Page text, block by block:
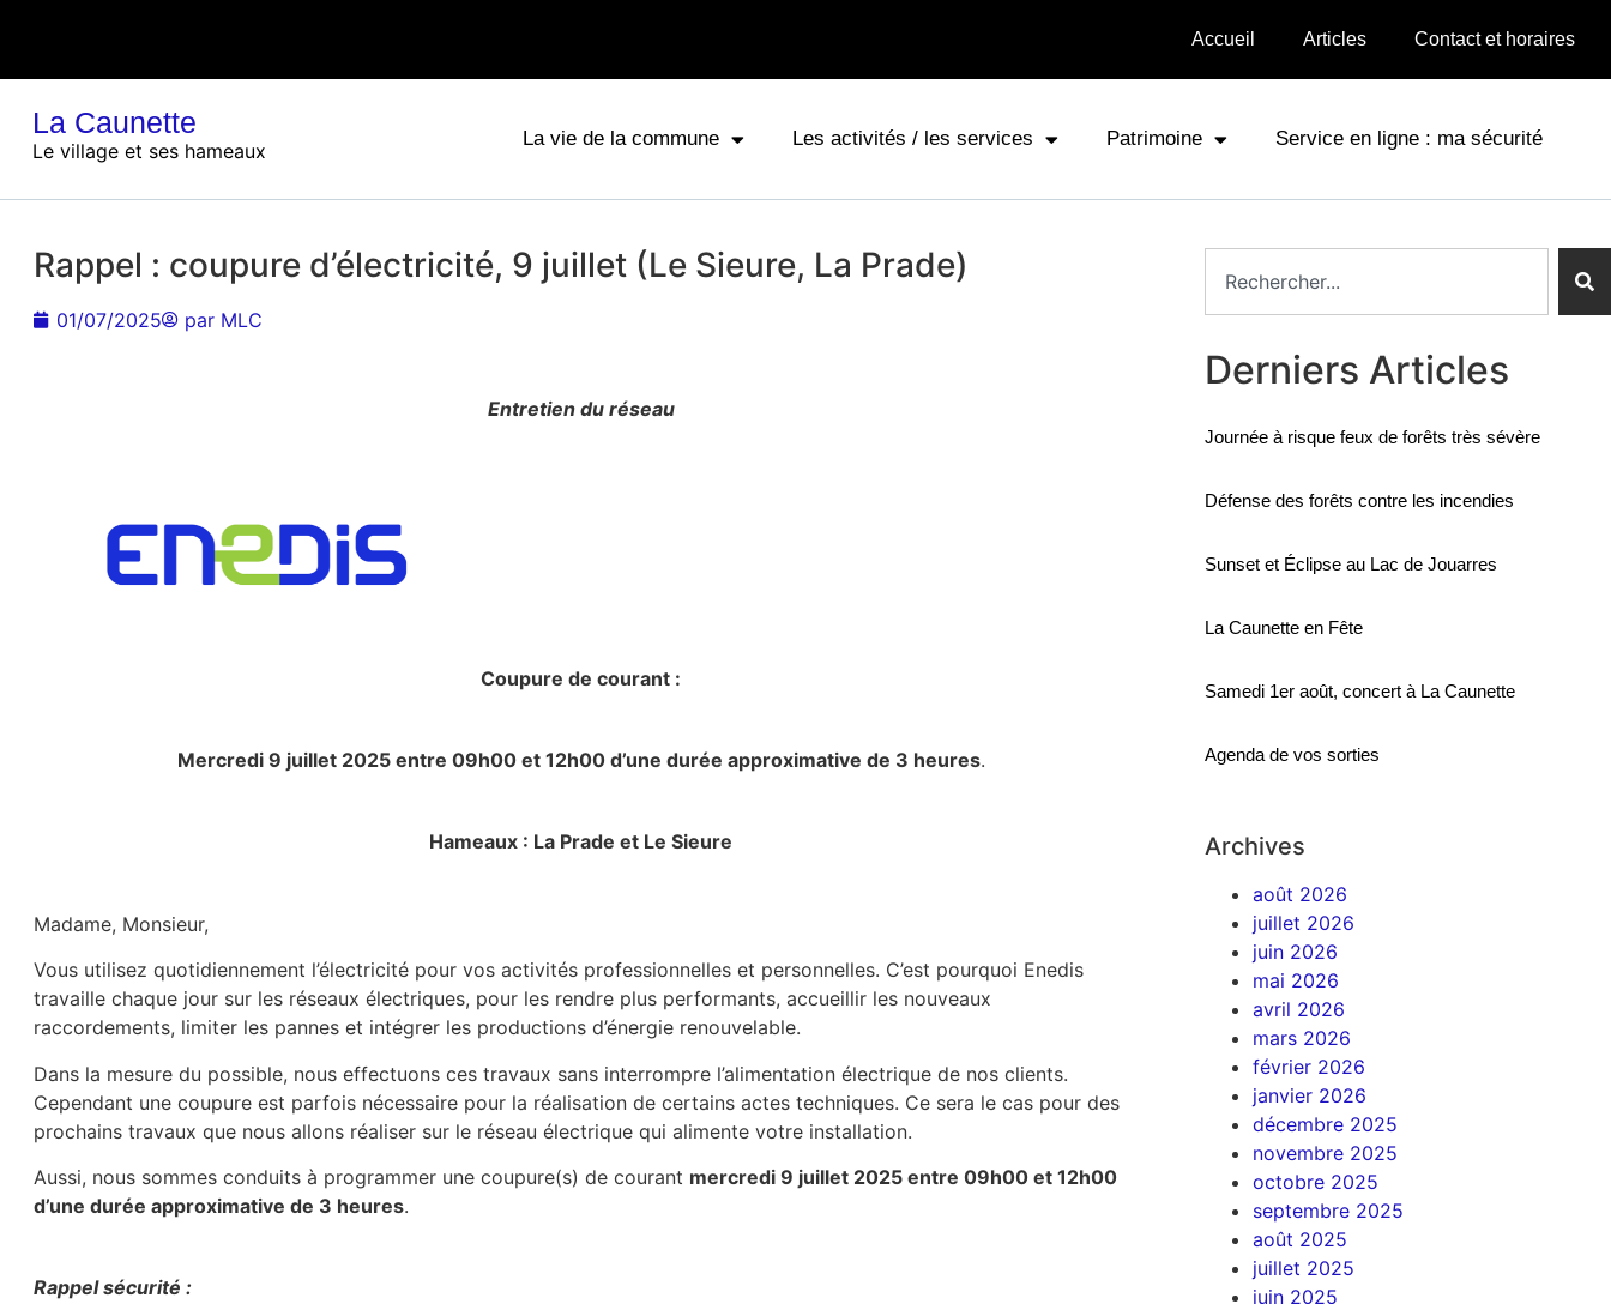
Accueil Articles Contact et horaires
La Caunette
Le village et ses hameaux
La vie de la commune Les activités / les services Patrimoine Service en ligne : ma sécurité
Rappel : coupure d’électricité, 9 juillet (Le Sieure, La Prade)
01/07/2025 par MLC
Entretien du réseau
Coupure de courant :
Mercredi 9 juillet 2025 entre 09h00 et 12h00 d’une durée approximative de 3 heures.
Hameaux : La Prade et Le Sieure
Madame, Monsieur,
Vous utilisez quotidiennement l’électricité pour vos activités professionnelles et personnelles. C’est pourquoi Enedis
travaille chaque jour sur les réseaux électriques, pour les rendre plus performants, accueillir les nouveaux
raccordements, limiter les pannes et intégrer les productions d’énergie renouvelable.
Dans la mesure du possible, nous effectuons ces travaux sans interrompre l’alimentation électrique de nos clients.
Cependant une coupure est parfois nécessaire pour la réalisation de certains actes techniques. Ce sera le cas pour des
prochains travaux que nous allons réaliser sur le réseau électrique qui alimente votre installation.
Aussi, nous sommes conduits à programmer une coupure(s) de courant mercredi 9 juillet 2025 entre 09h00 et 12h00
d’une durée approximative de 3 heures.
Rappel sécurité :
Derniers Articles
Journée à risque feux de forêts très sévère
Défense des forêts contre les incendies
Sunset et Éclipse au Lac de Jouarres
La Caunette en Fête
Samedi 1er août, concert à La Caunette
Agenda de vos sorties
Archives
août 2026
juillet 2026
juin 2026
mai 2026
avril 2026
mars 2026
février 2026
janvier 2026
décembre 2025
novembre 2025
octobre 2025
septembre 2025
août 2025
juillet 2025
juin 2025